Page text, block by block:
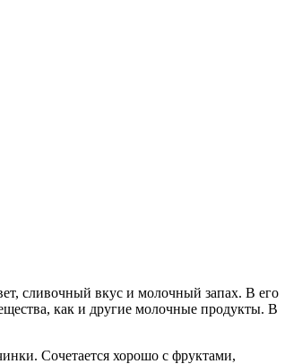
сливочный вкус и молочный запах. В его
как и другие молочные продукты. В
Сочетается хорошо с фруктами,